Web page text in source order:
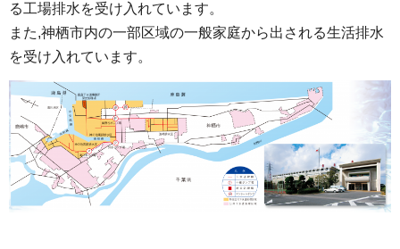
る工場排水を受け入れています。
また,神栖市内の一部区域の一般家庭から出される生活排水
を受け入れています。